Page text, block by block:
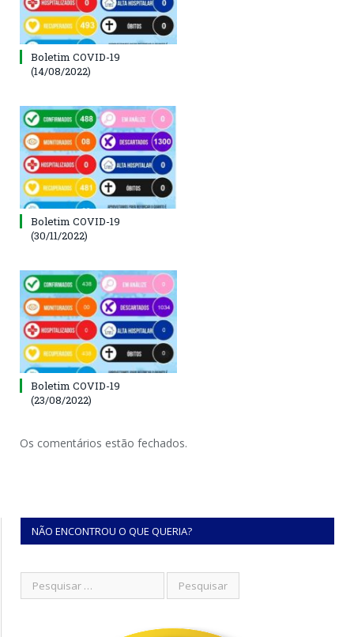
Boletim COVID-19
(14/08/2022)
Boletim COVID-19
(30/11/2022)
Boletim COVID-19
(23/08/2022)
Os comentários estão fechados.
NÃO ENCONTROU O QUE QUERIA?